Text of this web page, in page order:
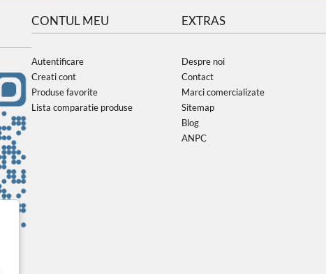
CONTUL MEU
Autentificare
Creati cont
Produse favorite
Lista comparatie produse
EXTRAS
Despre noi
Contact
Marci comercializate
Sitemap
Blog
ANPC